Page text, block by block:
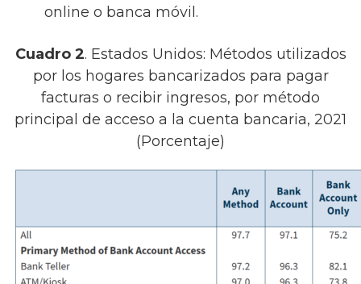
online o banca móvil.
Cuadro 2. Estados Unidos: Métodos utilizados
por los hogares bancarizados para pagar
facturas o recibir ingresos, por método
principal de acceso a la cuenta bancaria, 2021
(Porcentaje)